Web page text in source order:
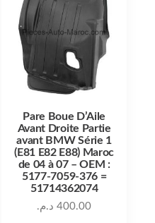
Pare Boue D’Aile
Avant Droite Partie
avant BMW Série 1
(E81 E82 E88) Maroc
de 04 à 07 – OEM :
5177-7059-376 =
51714362074
400.00 د.م.